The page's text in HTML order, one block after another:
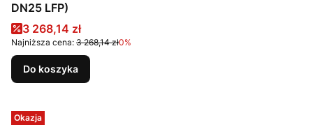
DN25 LFP)
Cena promocyjna
3 268,14 zł
Najniższa cena: 3 268,14 zł0%
Do koszyka
Okazja